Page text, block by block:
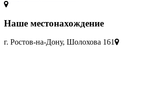
Наше местонахождение
г. Ростов-на-Дону, Шолохова 161